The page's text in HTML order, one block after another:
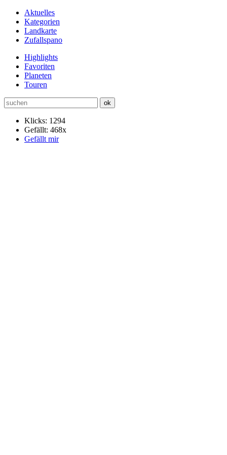
Aktuelles
Kategorien
Landkarte
Zufallspano
Highlights
Favoriten
Planeten
Touren
Klicks: 1294
Gefällt: 468x
Gefällt mir